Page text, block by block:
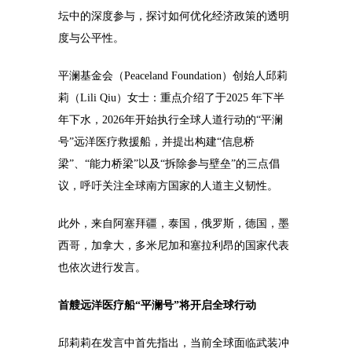
坛中的深度参与，探讨如何优化经济政策的透明
度与公平性。
平澜基金会（Peaceland Foundation）创始人邱莉
莉（Lili Qiu）女士：重点介绍了于2025 年下半
年下水，2026年开始执行全球人道行动的“平澜
号”远洋医疗救援船，并提出构建“信息桥
梁”、“能力桥梁”以及“拆除参与壁垒”的三点倡
议，呼吁关注全球南方国家的人道主义韧性。
此外，来自阿塞拜疆，泰国，俄罗斯，德国，墨
西哥，加拿大，多米尼加和塞拉利昂的国家代表
也依次进行发言。
首艘远洋医疗船“平澜号”将开启全球行动
邱莉莉在发言中首先指出，当前全球面临武装冲